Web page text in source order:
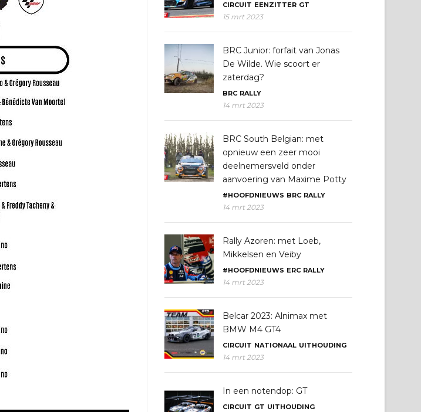
CIRCUIT EENZITTER GT
15 mrt 2023
BRC Junior: forfait van Jonas
De Wilde. Wie scoort er
zaterdag?
BRC RALLY
14 mrt 2023
BRC South Belgian: met
opnieuw een zeer mooi
deelnemersveld onder
aanvoering van Maxime Potty
#HOOFDNIEUWS BRC RALLY
14 mrt 2023
Rally Azoren: met Loeb,
Mikkelsen en Veiby
#HOOFDNIEUWS ERC RALLY
14 mrt 2023
Belcar 2023: Alnimax met
BMW M4 GT4
CIRCUIT NATIONAAL UITHOUDING
14 mrt 2023
In een notendop: GT
CIRCUIT GT UITHOUDING